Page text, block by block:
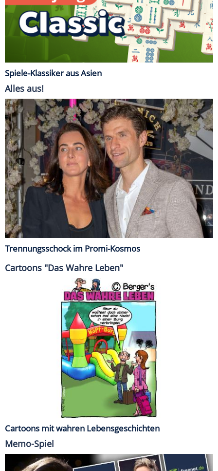
Spiele-Klassiker aus Asien
Alles aus!
Trennungsschock im Promi-Kosmos
Cartoons "Das Wahre Leben"
Cartoons mit wahren Lebensgeschichten
Memo-Spiel